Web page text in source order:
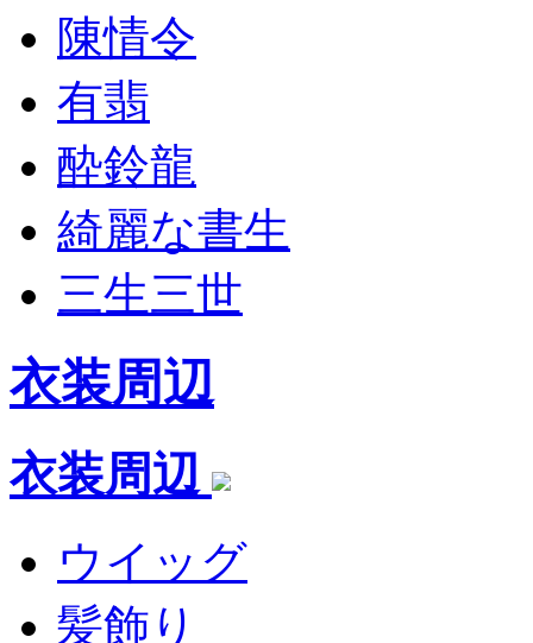
陳情令
有翡
酔鈴龍
綺麗な書生
三生三世
衣装周辺
衣装周辺
ウイッグ
髪飾り